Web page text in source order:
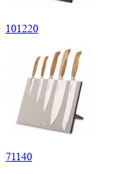
101220
71140